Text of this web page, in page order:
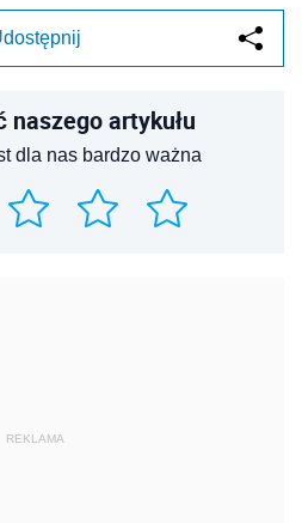
naszego artykułu
dla nas bardzo ważna
REKLAMA